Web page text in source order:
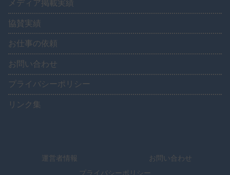
メディア掲載実績
協賛実績
お仕事の依頼
お問い合わせ
プライバシーポリシー
リンク集
運営者情報
お問い合わせ
プライバシーポリシー